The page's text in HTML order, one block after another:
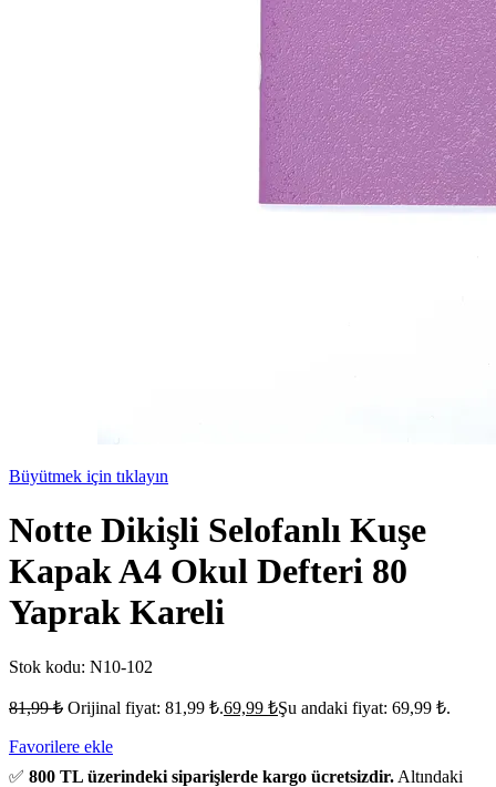
Büyütmek için tıklayın
Notte Dikişli Selofanlı Kuşe
Kapak A4 Okul Defteri 80
Yaprak Kareli
Stok kodu: N10-102
81,99₺ Orijinal fiyat: 81,99 ₺.69,99 ₺Şu andaki fiyat: 69,99 ₺.
Favorilere ekle
✅ 800 TL üzerindeki siparişlerde kargo ücretsizdir. Altındaki